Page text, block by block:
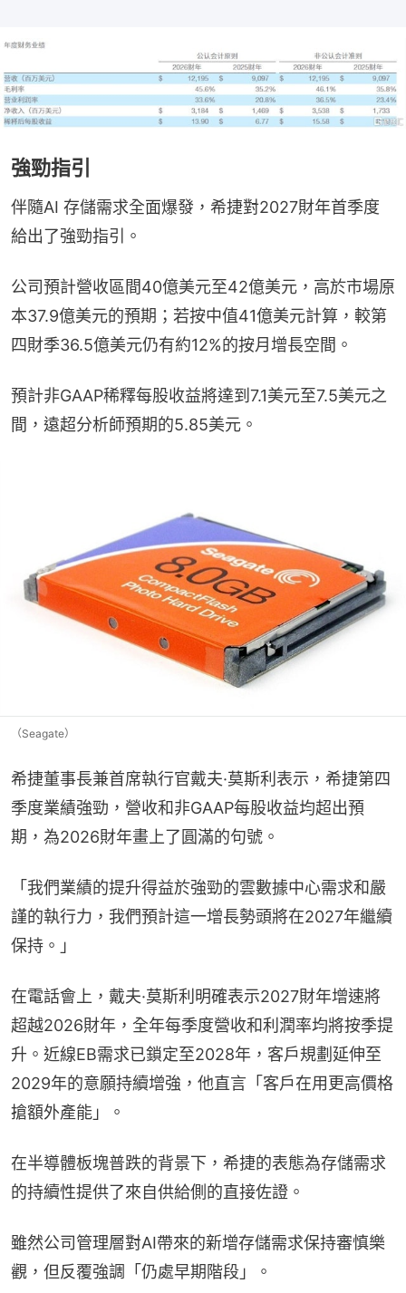
強勁指引
伴隨AI 存儲需求全面爆發，希捷對2027財年首季度
給出了強勁指引。
公司預計營收區間40億美元至42億美元，高於市場原
本37.9億美元的預期；若按中值41億美元計算，較第
四財季36.5億美元仍有約12%的按月增長空間。
預計非GAAP稀釋每股收益將達到7.1美元至7.5美元之
間，遠超分析師預期的5.85美元。
（Seagate）
希捷董事長兼首席執行官戴夫·莫斯利表示，希捷第四
季度業績強勁，營收和非GAAP每股收益均超出預
期，為2026財年畫上了圓滿的句號。
「我們業績的提升得益於強勁的雲數據中心需求和嚴
謹的執行力，我們預計這一增長勢頭將在2027年繼續
保持。」
在電話會上，戴夫·莫斯利明確表示2027財年增速將
超越2026財年，全年每季度營收和利潤率均將按季提
升。近線EB需求已鎖定至2028年，客戶規劃延伸至
2029年的意願持續增強，他直言「客戶在用更高價格
搶額外產能」。
在半導體板塊普跌的背景下，希捷的表態為存儲需求
的持續性提供了來自供給側的直接佐證。
雖然公司管理層對AI帶來的新增存儲需求保持審慎樂
觀，但反覆強調「仍處早期階段」。